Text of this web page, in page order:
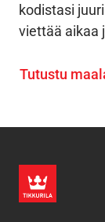
kodistasi
viettää aikaa
Tutustu